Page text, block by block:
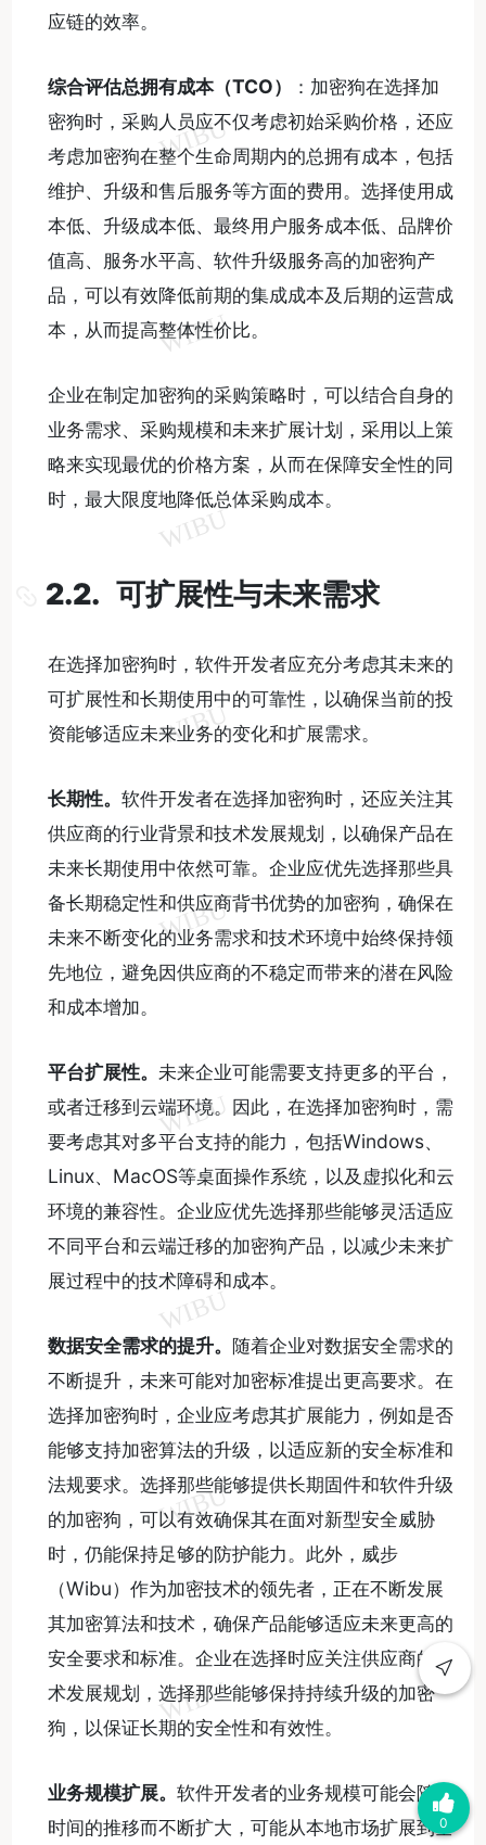
应链的效率。
综合评估总拥有成本（TCO）
：加密狗在选择加
密狗时，采购人员应不仅考虑初始采购价格，还应
考虑加密狗在整个生命周期内的总拥有成本，包括
维护、升级和售后服务等方面的费用。选择使用成
本低、升级成本低、最终用户服务成本低、品牌价
值高、服务水平高、软件升级服务高的加密狗产
品，可以有效降低前期的集成成本及后期的运营成
本，从而提高整体性价比。
企业在制定加密狗的采购策略时，可以结合自身的
业务需求、采购规模和未来扩展计划，采用以上策
略来实现最优的价格方案，从而在保障安全性的同
时，最大限度地降低总体采购成本。
2.2. 可扩展性与未来需求
在选择加密狗时，软件开发者应充分考虑其未来的
可扩展性和长期使用中的可靠性，以确保当前的投
资能够适应未来业务的变化和扩展需求。
长期性。 软件开发者在选择加密狗时，还应关注其
供应商的行业背景和技术发展规划，以确保产品在
未来长期使用中依然可靠。企业应优先选择那些具
备长期稳定性和供应商背书优势的加密狗，确保在
未来不断变化的业务需求和技术环境中始终保持领
先地位，避免因供应商的不稳定而带来的潜在风险
和成本增加。
平台扩展性。 未来企业可能需要支持更多的平台，
或者迁移到云端环境。因此，在选择加密狗时，需
要考虑其对多平台支持的能力，包括Windows、
Linux、MacOS等桌面操作系统，以及虚拟化和云
环境的兼容性。企业应优先选择那些能够灵活适应
不同平台和云端迁移的加密狗产品，以减少未来扩
展过程中的技术障碍和成本。
数据安全需求的提升。 随着企业对数据安全需求的
不断提升，未来可能对加密标准提出更高要求。在
选择加密狗时，企业应考虑其扩展能力，例如是否
能够支持加密算法的升级，以适应新的安全标准和
法规要求。选择那些能够提供长期固件和软件升级
的加密狗，可以有效确保其在面对新型安全威胁
时，仍能保持足够的防护能力。此外，威步
（Wibu）作为加密技术的领先者，正在不断发展
其加密算法和技术，确保产品能够适应未来更高的
安全要求和标准。企业在选择时应关注供应商的技
术发展规划，选择那些能够保持持续升级的加密
狗，以保证长期的安全性和有效性。
业务规模扩展。 软件开发者的业务规模可能会随着
时间的推移而不断扩大，可能从本地市场扩展到全
0